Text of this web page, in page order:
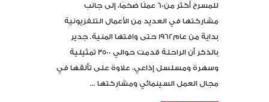
للمسرح أكثر من60 عملًا ضخمًا، إلى جانب
مشاركتها في العديد من الأعمال التلفزيونية
بدايةً من عام1962 حتى وافتها المنية. جدير
بالذكر أن الراحلة قدمت حوالي 3500 تمثيلية
وسهرة ومسلسل إذاعي، علاوة على تألقها في
مجال العمل السينمائي ومشاركتها ...